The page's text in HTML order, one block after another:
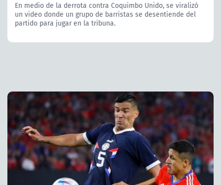
En medio de la derrota contra Coquimbo Unido, se viralizó
un video donde un grupo de barristas se desentiende del
partido para jugar en la tribuna.